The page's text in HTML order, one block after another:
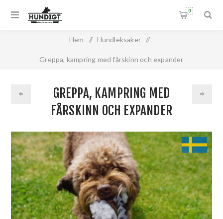
0
Hem / Hundleksaker /
Greppa, kampring med fårskinn och expander
GREPPA, KAMPRING MED
FÅRSKINN OCH EXPANDER